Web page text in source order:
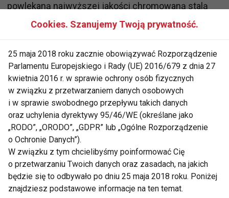
powlekaną najwyższej jakości chromowaną stalą
szlachetną . Dodatkowo suszarka Swiss Metal
Life AC 2000W. Jak każda suszarka Valera została
wyposażona w generator jonów i technologię colour
care. Dodatkowo urządzenie oferuje 6 ustawień
szybkości nadmuchu i temperatury oraz możliwość
zimnego nadmuchu. Użytkownik może korzystać
podczas suszenia z ultra wąskiej nasadki
modelującej, koncentrującej nadmuch powietrza
oraz z dyfuzora. Zdejmowany metalowy filtr pozwala
na łatwe czyszczenie, a 3 metrowy przewód
zasilający oraz uchwyt do powieszenia gwarantują
komfort użytkowania.
Cookies. Szanujemy Twoją prywatność.
25 maja 2018 roku zacznie obowiązywać Rozporządzenie
Parlamentu Europejskiego i Rady (UE) 2016/679 z dnia 27
kwietnia 2016 r. w sprawie ochrony osób fizycznych
w związku z przetwarzaniem danych osobowych
i w sprawie swobodnego przepływu takich danych
oraz uchylenia dyrektywy 95/46/WE (określane jako
„RODO”, „ORODO”, „GDPR” lub „Ogólne Rozporządzenie
o Ochronie Danych”).
W związku z tym chcielibyśmy poinformować Cię
o przetwarzaniu Twoich danych oraz zasadach, na jakich
będzie się to odbywało po dniu 25 maja 2018 roku. Poniżej
znajdziesz podstawowe informacje na ten temat.